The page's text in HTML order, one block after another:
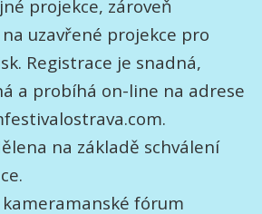
projekce, zároveň
uzavřené projekce pro
Registrace je snadná,
a probíhá on-line na adrese
na základě schválení
fórum